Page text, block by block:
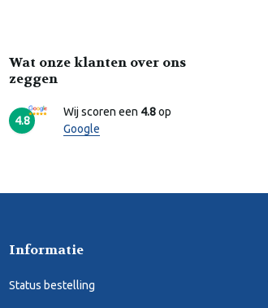
Wat onze klanten over ons
zeggen
4.8
Wij scoren een 4.8op
Google
Informatie
Status bestelling